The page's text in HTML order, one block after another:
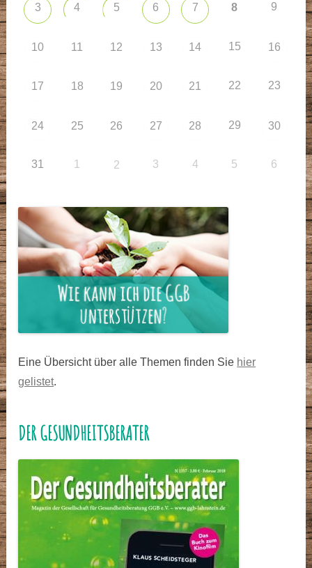
3 4 5 6 7 8 9
10 11 12 13 14 15 16
17 18 19 20 21 22 23
24 25 26 27 28 29 30
31 1 2 3 4 5 6
Eine Übersicht über alle Themen finden Sie hier
gelistet.
DER GESUNDHEITSBERATER